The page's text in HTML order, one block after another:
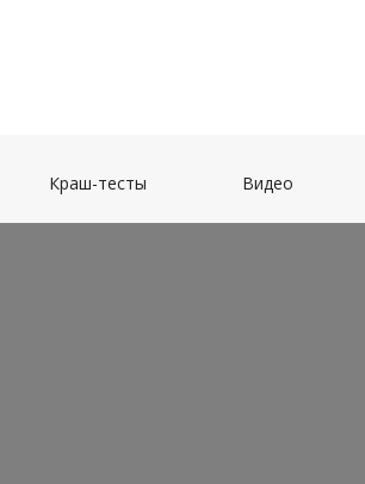
Краш-тесты Видео